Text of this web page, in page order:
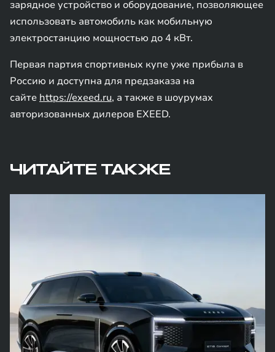
зарядное устройство и оборудование, позволяющее
использовать автомобиль как мобильную
электростанцию мощностью до 4 кВт.
Первая партия спортивных купе уже прибыла в
Россию и доступна для предзаказа на
сайте https://exeed.ru, а также в шоурумах
авторизованных дилеров EXEED.
ЧИТАЙТЕ ТАКЖЕ